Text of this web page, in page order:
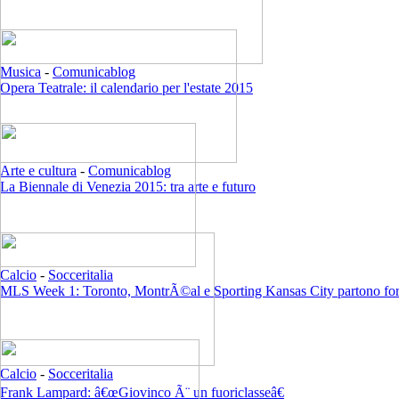
Musica - Comunicablog
Opera Teatrale: il calendario per l'estate 2015
Arte e cultura - Comunicablog
La Biennale di Venezia 2015: tra arte e futuro
Calcio - Socceritalia
MLS Week 1: Toronto, MontrÃ©al e Sporting Kansas City partono
Calcio - Socceritalia
Frank Lampard: â€œGiovinco Ã¨ un fuoriclasseâ€